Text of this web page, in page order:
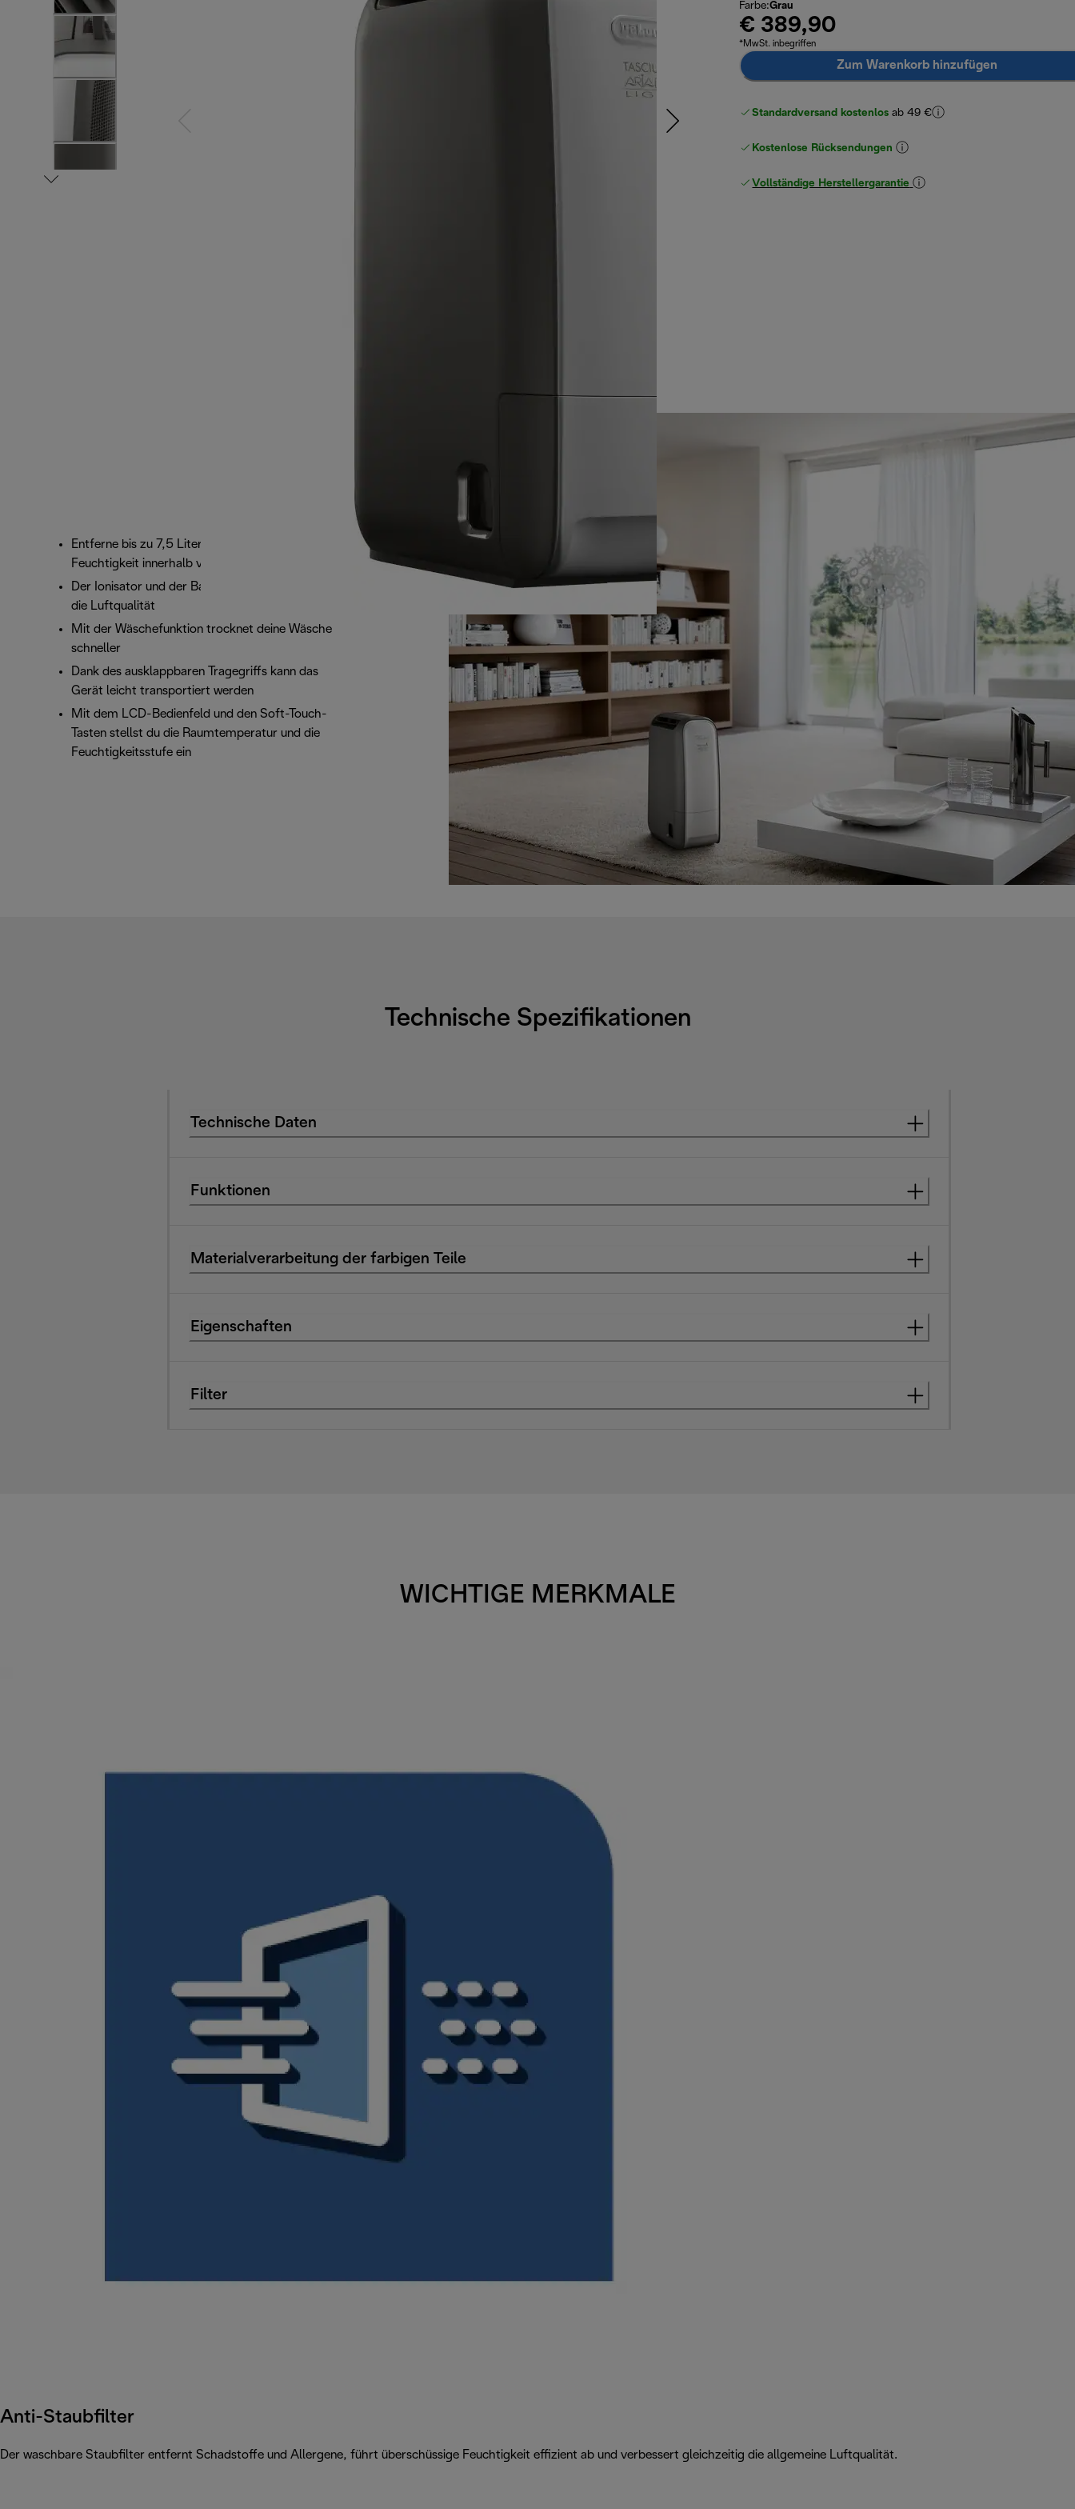
Farbe:Grau
€ 389,90
*MwSt. inbegriffen
Zum Warenkorb hinzufügen
Standardversand kostenlos ab 49 €
Kostenlose Rücksendungen
Vollständige Herstellergarantie
Entferne bis zu 7,5 Liter überschüssige
Feuchtigkeit innerhalb von 24 Stunden
Der Ionisator und der Bakterienfilter verbessern
die Luftqualität
Mit der Wäschefunktion trocknet deine Wäsche
schneller
Dank des ausklappbaren Tragegriffs kann das
Gerät leicht transportiert werden
Mit dem LCD-Bedienfeld und den Soft-Touch-
Tasten stellst du die Raumtemperatur und die
Feuchtigkeitsstufe ein
Technische Spezifikationen
Technische Daten
Funktionen
Materialverarbeitung der farbigen Teile
Eigenschaften
Filter
WICHTIGE MERKMALE
Anti-Staubfilter
Der waschbare Staubfilter entfernt Schadstoffe und Allergene, führt überschüssige Feuchtigkeit effizient ab und verbessert gleichzeitig die allgemeine Luftqualität.